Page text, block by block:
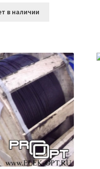
в наличии